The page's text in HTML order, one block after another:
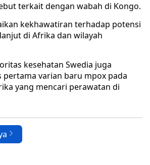
terkait dengan wabah di Kongo.
kekhawatiran terhadap potensi
di Afrika dan wilayah
kesehatan Swedia juga
pertama varian baru mpox pada
yang mencari perawatan di